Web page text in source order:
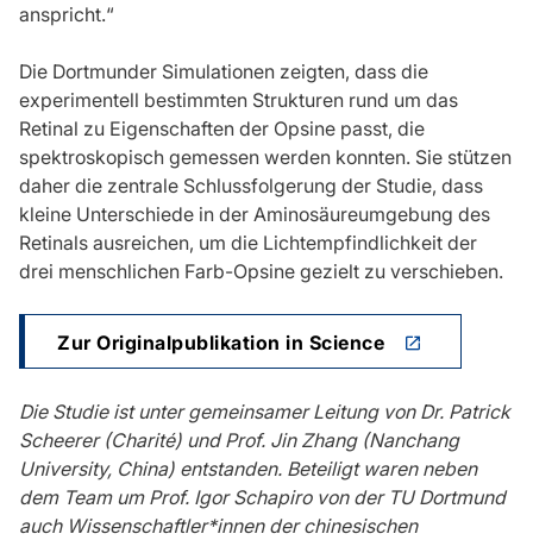
anspricht.“
Die Dortmunder Simulationen zeigten, dass die
experimentell bestimmten Strukturen rund um das
Retinal zu Eigenschaften der Opsine passt, die
spektroskopisch gemessen werden konnten. Sie stützen
daher die zentrale Schlussfolgerung der Studie, dass
kleine Unterschiede in der Aminosäureumgebung des
Retinals ausreichen, um die Lichtempfindlichkeit der
drei menschlichen Farb-Opsine gezielt zu verschieben.
Zur Originalpublikation in Science
Die Studie ist unter gemeinsamer Leitung von Dr. Patrick
Scheerer (Charité) und Prof. Jin Zhang (Nanchang
University, China) entstanden. Beteiligt waren neben
dem Team um Prof. Igor Schapiro von der TU Dortmund
auch Wissenschaftler*innen der chinesischen